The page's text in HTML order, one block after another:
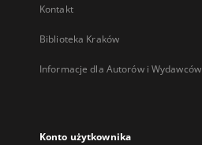
Kontakt
Biblioteka Kraków
Informacje dla Autorów i Wydawców
Konto użytkownika